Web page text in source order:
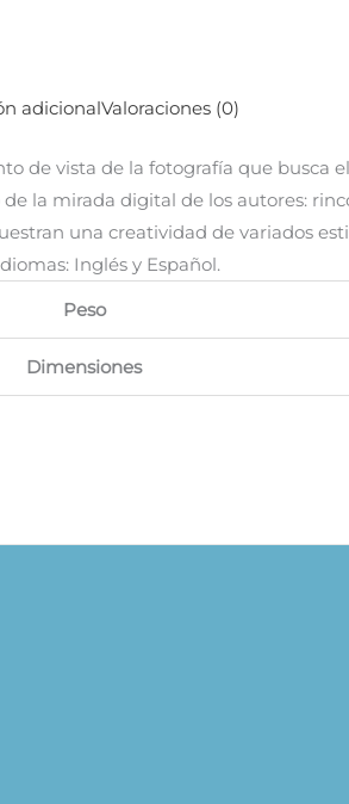
adicionalValoraciones (0)
de vista de la fotografía que busca
la mirada digital de los autores:
una creatividad de variados
Inglés y Español.
Peso
Dimensiones